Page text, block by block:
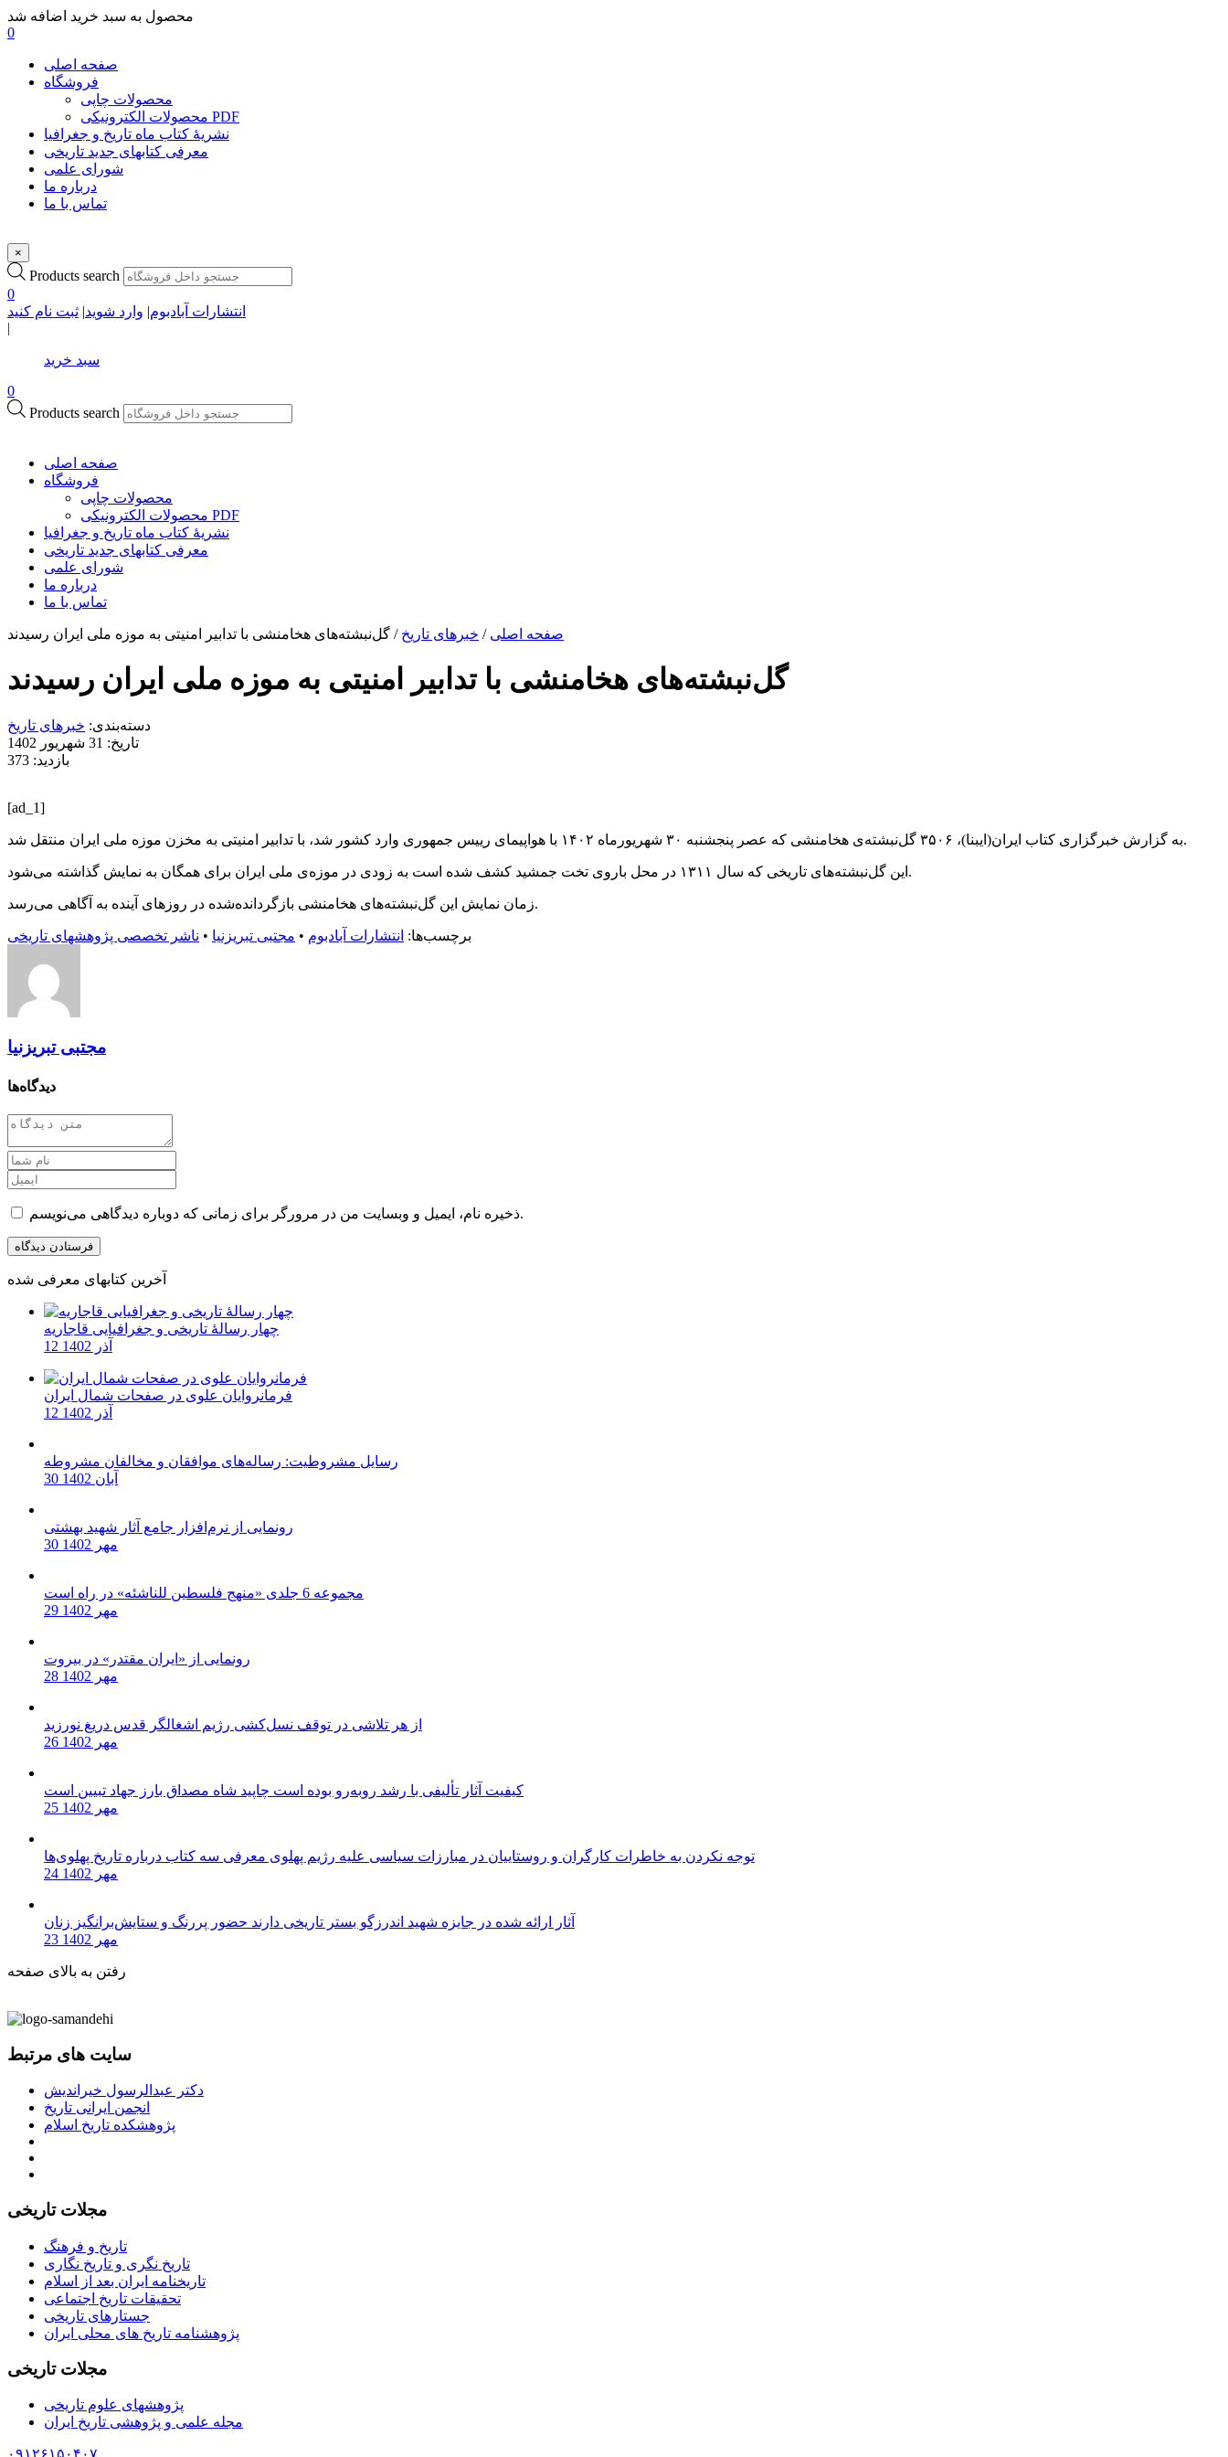
محصول به سبد خرید اضافه شد
0
صفحه اصلی
فروشگاه
محصولات چاپی
محصولات الکترونیکی PDF
نشریۀ کتاب ماه تاریخ و جغرافیا
معرفی کتابهای جدید تاریخی
شورای علمی
درباره ما
تماس با ما
×
Products search
0
انتشارات آبادبوم| وارد شوید| ثبت نام کنید
|
سبد خرید
0
Products search
صفحه اصلی
فروشگاه
محصولات چاپی
محصولات الکترونیکی PDF
نشریۀ کتاب ماه تاریخ و جغرافیا
معرفی کتابهای جدید تاریخی
شورای علمی
درباره ما
تماس با ما
صفحه اصلی / خبرهای تاریخ / گل‌نبشته‌ها‌ی هخامنشی با تدابیر امنیتی به موزه ملی ایران رسیدند
گل‌نبشته‌ها‌ی هخامنشی با تدابیر امنیتی به موزه ملی ایران رسیدند
دسته‌بندی: خبرهای تاریخ
تاریخ: 31 شهریور 1402
بازدید: 373
[ad_1]
به گزارش خبرگزاری کتاب ایران(ایبنا)، ۳۵۰۶ گل‌نبشته‌ی هخامنشی که عصر پنجشنبه ۳۰ شهریورماه ۱۴۰۲ با هواپیمای رییس جمهوری وارد کشور شد، با تدابیر امنیتی به مخزن موزه ملی ایران منتقل شد.
این گل‌نبشته‌های تاریخی که سال ۱۳۱۱ در محل باروی تخت جمشید کشف شده است به زودی در موزه‌ی ملی ایران برای همگان به نمایش گذاشته می‌شود.
زمان نمایش این گل‌نبشته‌های هخامنشی بازگردانده‌شده در روزهای آینده به آگاهی می‌رسد.
برچسب‌ها: انتشارات آبادبوم • مجتبی تبریزنیا • ناشر تخصصی پژوهشهای تاریخی
مجتبی تبریزنیا
دیدگاه‌ها
ذخیره نام، ایمیل و وبسایت من در مرورگر برای زمانی که دوباره دیدگاهی می‌نویسم.
آخرین کتابهای معرفی شده
چهار رسالۀ تاریخی و جغرافیایی قاجاریه
12 آذر 1402
فرمانروایان علوی در صفحات شمال ایران
12 آذر 1402
رسایل مشروطیت: رساله‌های موافقان و مخالفان مشروطه
30 آبان 1402
رونمایی از نرم‌افزار جامع آثار شهید بهشتی
30 مهر 1402
مجموعه 6 جلدی «منهج فلسطین للناشئه» در راه است
29 مهر 1402
رونمایی از «ایران مقتدر» در بیروت
28 مهر 1402
از هر تلاشی در توقف نسل‌کشی رژیم اشغالگر قدس دریغ نورزید
26 مهر 1402
کیفیت آثار تألیفی با رشد روبه‌رو بوده است چاپید شاه مصداق بارز جهاد تبیین است
25 مهر 1402
توجه نکردن به خاطرات کارگران و روستاییان در مبارزات سیاسی علیه رژیم پهلوی معرفی سه کتاب درباره تاریخ پهلوی‌ها
24 مهر 1402
آثار ارائه شده در جایزه شهید اندرزگو بستر تاریخی دارند حضور پررنگ و ستایش‌برانگیز زنان
23 مهر 1402
رفتن به بالای صفحه
سایت های مرتبط
دکتر عبدالرسول خیراندیش
انجمن ایرانی تاریخ
پژوهشکده تاریخ اسلام
مجلات تاریخی
تاریخ و فرهنگ
تاریخ نگری و تاریخ نگاری
تاریخنامه ایران بعد از اسلام
تحقیقات تاریخ اجتماعی
جستارهای تاریخی
پژوهشنامه تاریخ های محلی ایران
مجلات تاریخی
پژوهشهای علوم تاریخی
مجله علمی و پژوهشی تاریخ ایران